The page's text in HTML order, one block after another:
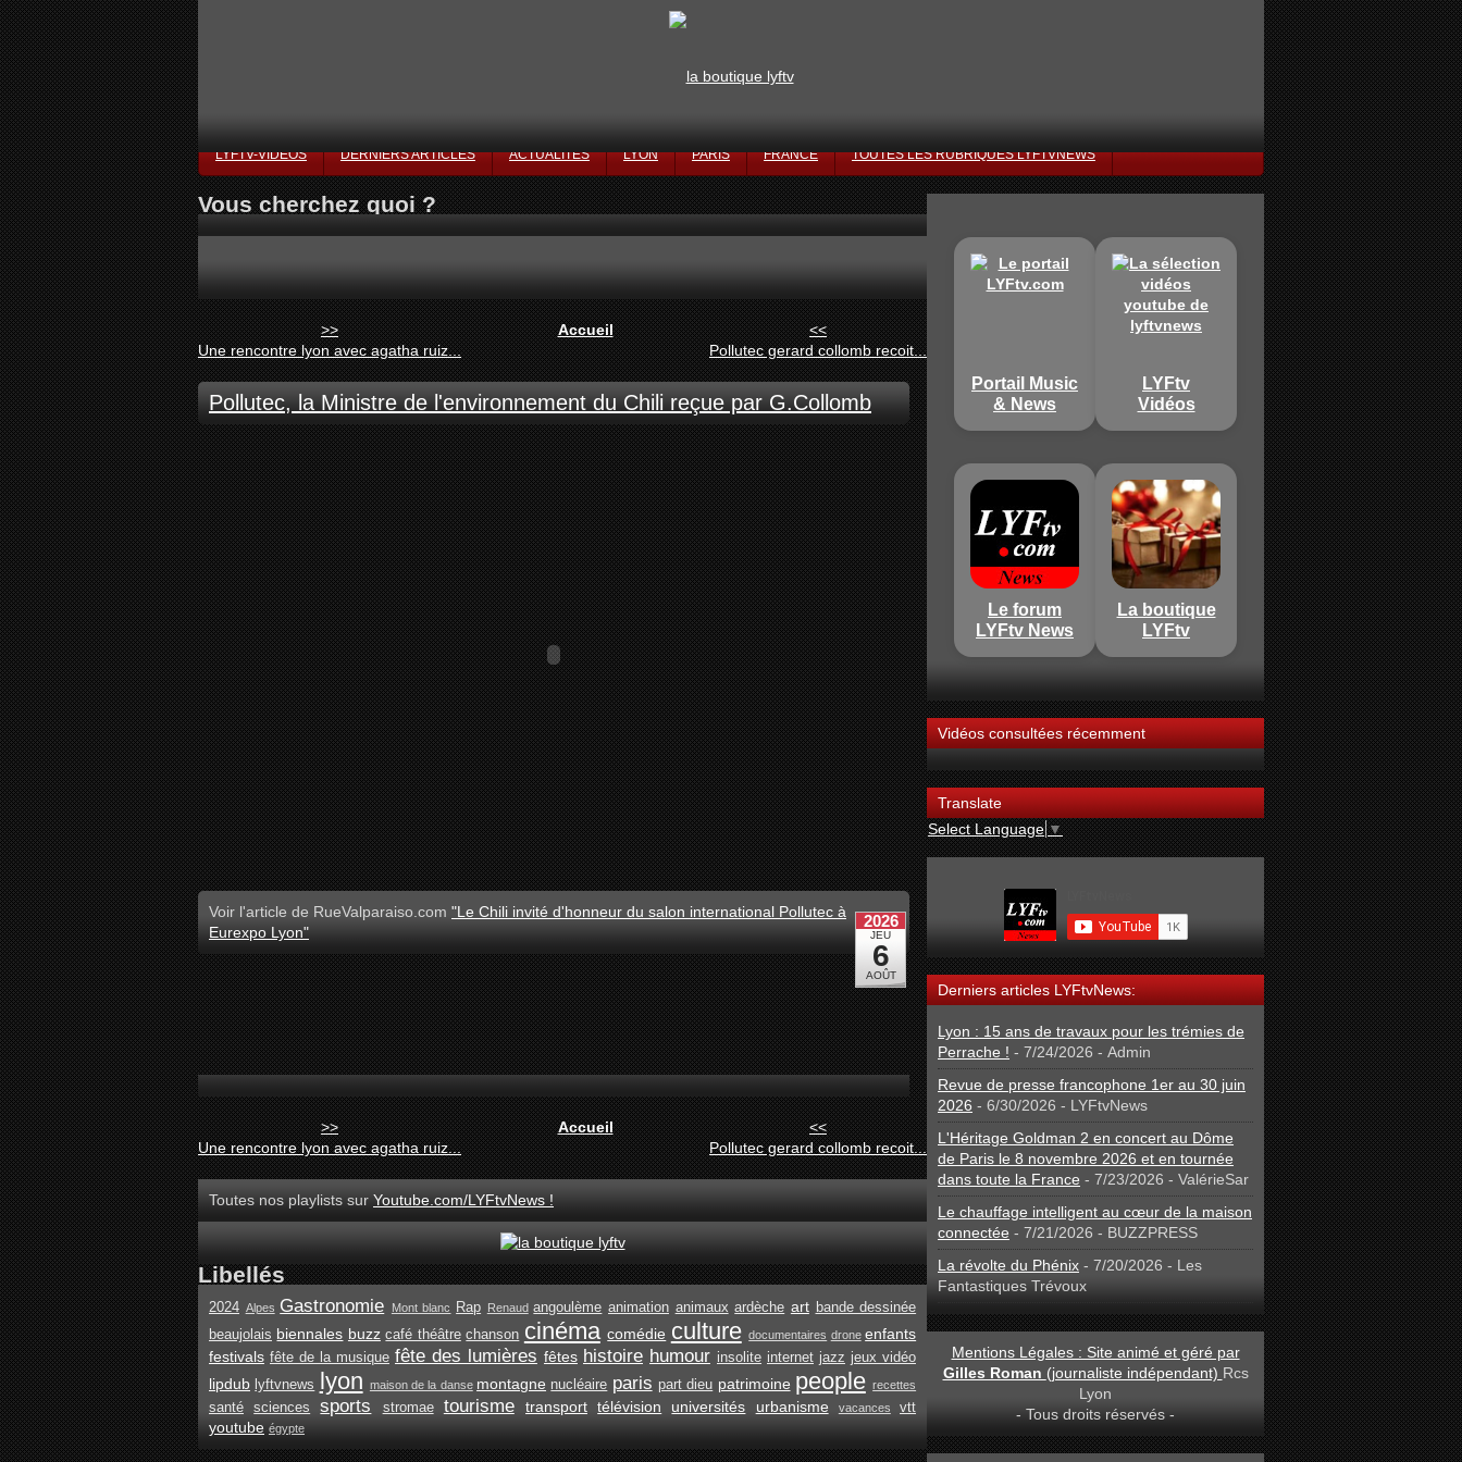
LYFTV-VIDÉOS DERNIERS ARTICLES ACTUALITÉS LYON PARIS FRANCE TOUTES LES RUBRIQUES LYFTVNEWS
Vous cherchez quoi ?
<<
Pollutec gerard collomb recoit...
>>
Une rencontre lyon avec agatha ruiz...
Accueil
Pollutec, la Ministre de l'environnement du Chili reçue par G.Collomb
Voir l'article de RueValparaiso.com "Le Chili invité d'honneur du salon international Pollutec à
Eurexpo Lyon"
<<
Pollutec gerard collomb recoit...
>>
Une rencontre lyon avec agatha ruiz...
Accueil
Toutes nos playlists sur Youtube.com/LYFtvNews !
Libellés
2024 Alpes Gastronomie Mont blanc Rap Renaud angoulème animation animaux ardèche art bande dessinée
beaujolais biennales buzz café théâtre chanson cinéma comédie culture documentaires drone enfants
festivals fête de la musique fête des lumières fêtes histoire humour insolite internet jazz jeux vidéo
lipdub lyftvnews lyon maison de la danse montagne nucléaire paris part dieu patrimoine people recettes
santé sciences sports stromae tourisme transport télévision universités urbanisme vacances vtt
youtube égypte
Portail Music
& News
LYFtv
Vidéos
Le forum
LYFtv News
La boutique
LYFtv
Vidéos consultées récemment
Translate
Select Language▼
Derniers articles LYFtvNews:
Lyon : 15 ans de travaux pour les trémies de
Perrache ! - 7/24/2026 - Admin
Revue de presse francophone 1er au 30 juin
2026 - 6/30/2026 - LYFtvNews
L'Héritage Goldman 2 en concert au Dôme
de Paris le 8 novembre 2026 et en tournée
dans toute la France - 7/23/2026 - ValérieSar
Le chauffage intelligent au cœur de la maison
connectée - 7/21/2026 - BUZZPRESS
La révolte du Phénix - 7/20/2026 - Les
Fantastiques Trévoux
Mentions Légales : Site animé et géré par
Gilles Roman (journaliste indépendant) Rcs
Lyon
- Tous droits réservés -